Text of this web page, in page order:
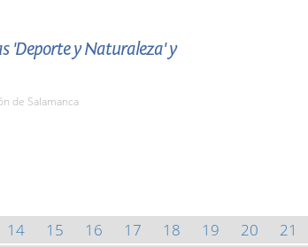
'Deporte y Naturaleza' y
de Salamanca
14 15 16 17 18 19 20 21